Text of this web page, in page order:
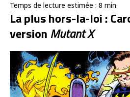
Temps de lecture estimée : 8 min.
La plus hors-la-loi :
versionMutant X